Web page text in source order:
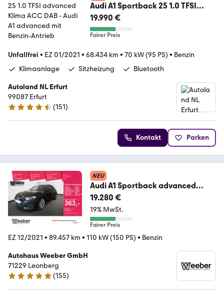
Audi A1 Sportback 25 1.0 TFSI
advanced Klima ACC DAB
19.990 €
Fairer Preis
Unfallfrei • EZ 01/2021 • 68.434 km • 70 kW (95 PS) • Benzin
Klimaanlage
Sitzheizung Bluetooth
Autoland NL Erfurt
99087 Erfurt
4.5 Sterne
(151)
Kontakt Parken
NEU
Audi A1 Sportback advanced
*PDC*18 LM*SONOS*SHZ*LED*
19.280 €
19% MwSt.
Fairer Preis
EZ 12/2021 • 89.457 km • 110 kW (150 PS) • Benzin
Autohaus Weeber GmbH
71229 Leonberg
4.8 Sterne
(155)